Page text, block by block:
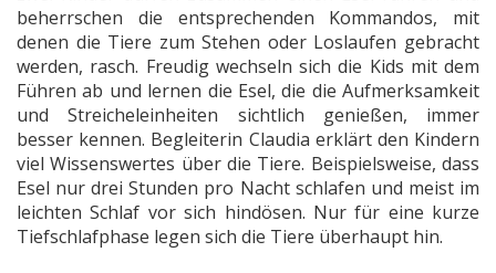
beherrschen die entsprechenden Kommandos, mit
denen die Tiere zum Stehen oder Loslaufen gebracht
werden, rasch. Freudig wechseln sich die Kids mit dem
Führen ab und lernen die Esel, die die Aufmerksamkeit
und Streicheleinheiten sichtlich genießen, immer
besser kennen. Begleiterin Claudia erklärt den Kindern
viel Wissenswertes über die Tiere. Beispielsweise, dass
Esel nur drei Stunden pro Nacht schlafen und meist im
leichten Schlaf vor sich hindösen. Nur für eine kurze
Tiefschlafphase legen sich die Tiere überhaupt hin.